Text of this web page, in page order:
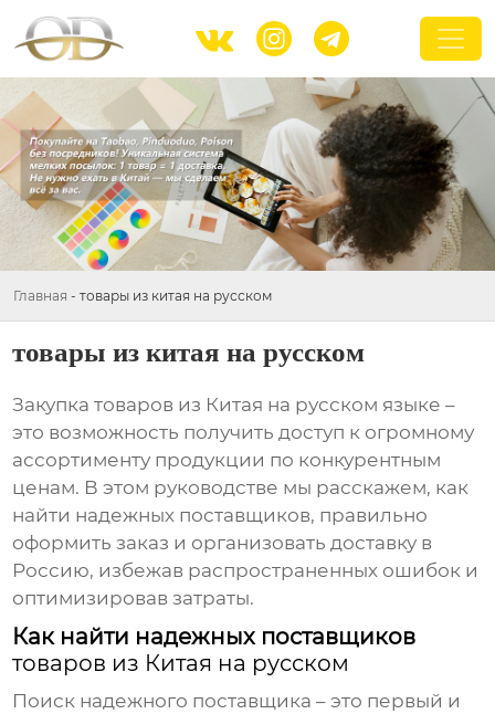
  
Главная - товары из китая на русском
товары из китая на русском
Закупкатоваров из Китая на русском языке –
это возможность получить доступ к огромному
ассортименту продукции по конкурентным
ценам. В этом руководстве мы расскажем, как
найти надежных поставщиков, правильно
оформить заказ и организовать доставку в
Россию, избежав распространенных ошибок и
оптимизировав затраты.
Как найти надежных поставщиков
товаров из Китая на русском
Поиск надежного поставщика – это первый и